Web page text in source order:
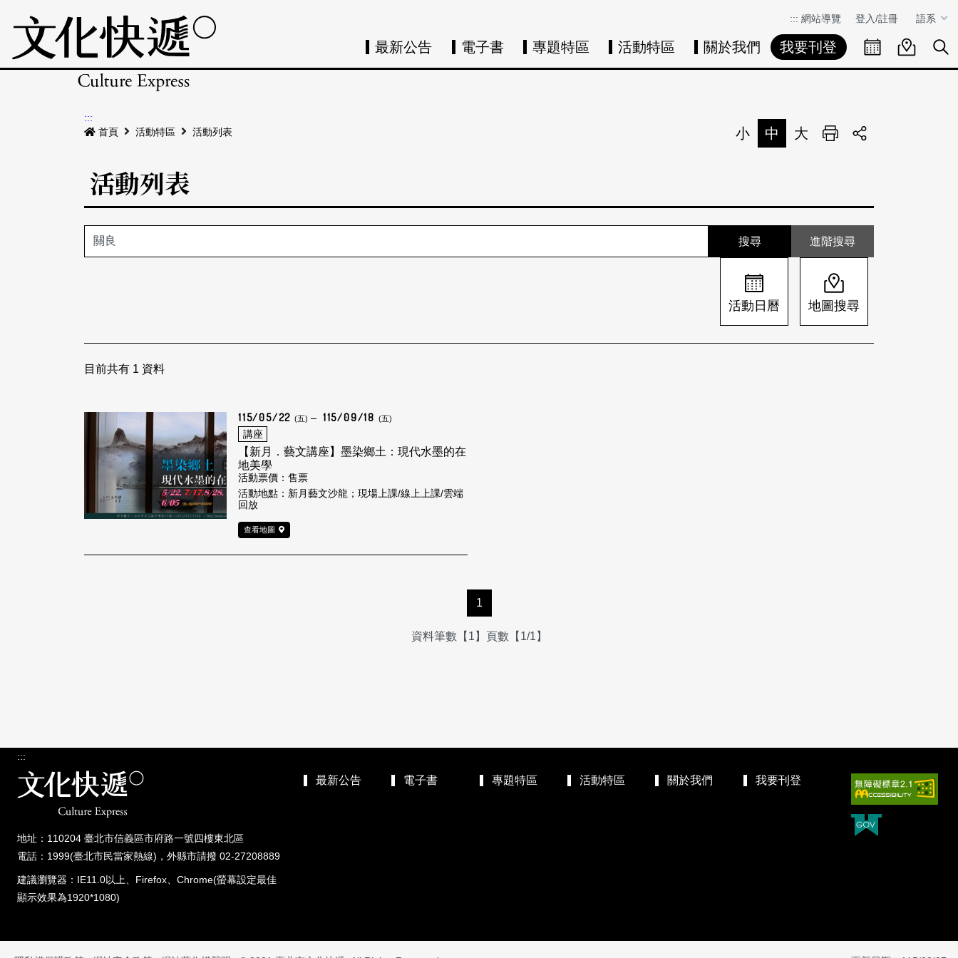
::: 網站導覽 登入/註冊 語系
最新公告 電子書 專題特區 活動特區 關於我們 我要刊登 活動日曆活動地圖展
:::
首頁
活動特區 活動列表 小 中 大 列印
活動列表
進階搜尋
活動日曆 地圖搜尋
目前共有 1 資料
115/05/22 (五) 115/09/18 (五)
講座
【新月．藝文講座】墨染鄉土：現代水墨的在
地美學
活動票價：售票
活動地點：新月藝文沙龍；現場上課/線上上課/雲端
回放
查看地圖
1
資料筆數【1】頁數【1/1】
:::
地址：110204 臺北市信義區市府路一號四樓東北區
電話：1999(臺北市民當家熱線)，外縣市請撥 02-27208889
建議瀏覽器：IE11.0以上、Firefox、Chrome(螢幕設定最佳
顯示效果為1920*1080)
最新公告 電子書 專題特區 活動特區 關於我們 我要刊登